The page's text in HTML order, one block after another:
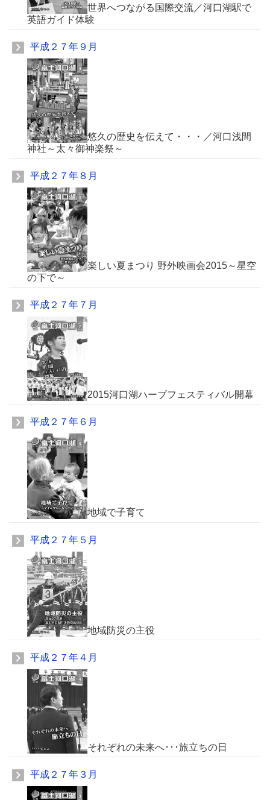
世界へつながる国際交流／河口湖駅で
英語ガイド体験
平成２７年９月
悠久の歴史を伝えて・・・／河口浅間
神社～太々御神楽祭～
平成２７年８月
楽しい夏まつり 野外映画会2015～星空
の下で～
平成２７年７月
2015河口湖ハーブフェスティバル開幕
平成２７年６月
地域で子育て
平成２７年５月
地域防災の主役
平成２７年４月
それぞれの未来へ･･･旅立ちの日
平成２７年３月